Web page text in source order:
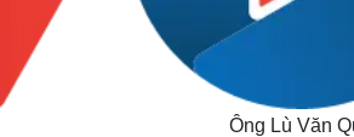
Ông Lù Văn